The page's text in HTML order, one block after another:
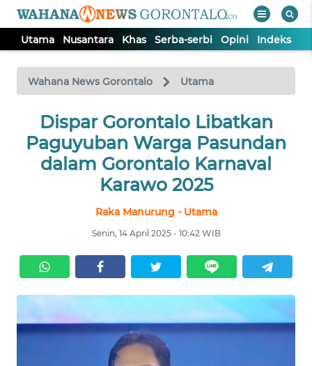
Utama Nusantara Khas Serba-serbi Opini Indeks
Wahana News Gorontalo Utama
Dispar Gorontalo Libatkan
Paguyuban Warga Pasundan
dalam Gorontalo Karnaval
Karawo 2025
Raka Manurung - Utama
Senin, 14 April 2025 - 10:42 WIB
TV
Tutup
UTAMA
NUSANTARA
SERBI
OPINI
Informasi